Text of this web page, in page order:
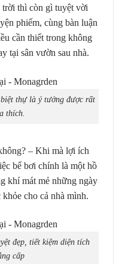
trời thì còn gì tuyệt vời
phiếm, cùng bàn luận
cần thiết trong không
tại sân vườn sau nhà.
thự là ý tưởng được rất
thích.
– Khi mà lợi ích
bể bơi chính là một hồ
khí mát mẻ những ngày
cho cả nhà mình.
đẹp, tiết kiệm diện tích
cấp